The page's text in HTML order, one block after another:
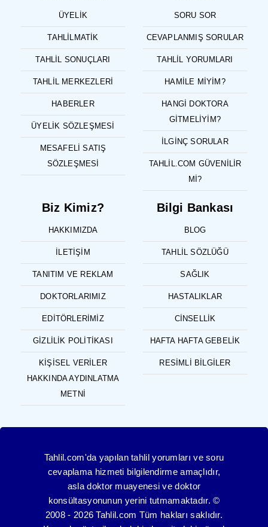
ÜYELIK
TAHLILMATIK
TAHLIL SONUÇLARI
TAHLIL MERKEZLERI
HABERLER
ÜYELIK SÖZLEŞMESI
MESAFELI SATIŞ
SÖZLEŞMESI
SORU SOR
CEVAPLANMIŞ SORULAR
TAHLIL YORUMLARI
HAMILE MIYIM?
HANGI DOKTORA
GITMELIYIM?
İLGINÇ SORULAR
TAHLIL.COM GÜVENILIR
MI?
Biz Kimiz?
HAKKIMIZDA
İLETIŞIM
TANITIM VE REKLAM
DOKTORLARIMIZ
EDITÖRLERIMIZ
GIZLILIK POLITIKASI
KIŞISEL VERILER
HAKKINDA AYDINLATMA
METNI
Bilgi Bankası
BLOG
TAHLIL SÖZLÜĞÜ
SAĞLIK
HASTALIKLAR
CINSELLIK
HAFTA HAFTA GEBELIK
RESIMLI BILGILER
Tahlil.com'da yapılan tahlil yorumları ve soru
cevaplama hizmeti bilgilendirme amaçlıdır,
asla doktor muayenesi ve doktor
konsültasyonunun yerini tutmamaktadır. ©
2008 - 2026 Tahlil.com Tüm hakları saklıdır.